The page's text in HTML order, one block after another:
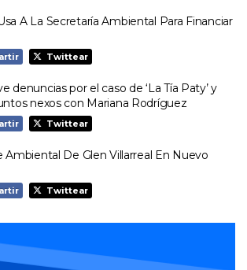
A La Secretaría Ambiental Para Financiar
Twittear
denuncias por el caso de ‘La Tía Paty’ y
nexos con Mariana Rodríguez
Twittear
Ambiental De Glen Villarreal En Nuevo
Twittear